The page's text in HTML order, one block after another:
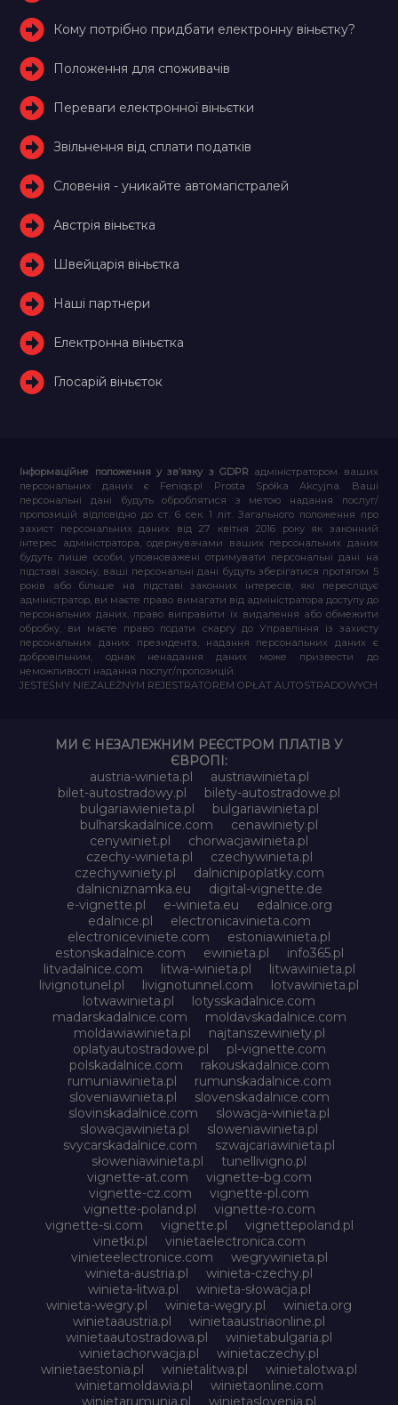
Кому потрібно придбати електронну віньєтку?
Положення для споживачів
Переваги електронної віньєтки
Звільнення від сплати податків
Словенія - уникайте автомагістралей
Австрія віньєтка
Швейцарія віньєтка
Наші партнери
Електронна віньєтка
Глосарій віньєток
Інформаційне положення у зв’язку з GDPR адміністратором ваших
персональних даних є Feniqs.pl Prosta Spółka Akcyjna. Ваші
персональні дані будуть оброблятися з метою надання послуг/
пропозицій відповідно до ст. 6 сек. 1 літ. Загального положення про
захист персональних даних від 27 квітня 2016 року як законний
інтерес адміністратора, одержувачами ваших персональних даних
будуть лише особи, уповноважені отримувати персональні дані на
підставі закону, ваші персональні дані будуть зберігатися протягом 5
років або більше на підставі законних інтересів, які переслідує
адміністратор, ви маєте право вимагати від адміністратора доступу до
персональних даних, право виправити їх видалення або обмежити
обробку, ви маєте право подати скаргу до Управління із захисту
персональних даних президента, надання персональних даних є
добровільним, однак ненадання даних може призвести до
неможливості надання послуг/пропозицій.
JESTEŚMY NIEZALEŻNYM REJESTRATOREM OPŁAT AUTOSTRADOWYCH
МИ Є НЕЗАЛЕЖНИМ РЕЄСТРОМ ПЛАТІВ У
ЄВРОПІ:
austria-winieta.pl
austriawinieta.pl
bilet-autostradowy.pl
bilety-autostradowe.pl
bulgariawienieta.pl
bulgariawinieta.pl
bulharskadalnice.com
cenawiniety.pl
cenywiniet.pl
chorwacjawinieta.pl
czechy-winieta.pl
czechywinieta.pl
czechywiniety.pl
dalnicnipoplatky.com
dalnicniznamka.eu
digital-vignette.de
e-vignette.pl
e-winieta.eu
edalnice.org
edalnice.pl
electronicavinieta.com
electroniceviniete.com
estoniawinieta.pl
estonskadalnice.com
ewinieta.pl
info365.pl
litvadalnice.com
litwa-winieta.pl
litwawinieta.pl
livignotunel.pl
livignotunnel.com
lotvawinieta.pl
lotwawinieta.pl
lotysskadalnice.com
madarskadalnice.com
moldavskadalnice.com
moldawiawinieta.pl
najtanszewiniety.pl
oplatyautostradowe.pl
pl-vignette.com
polskadalnice.com
rakouskadalnice.com
rumuniawinieta.pl
rumunskadalnice.com
sloveniawinieta.pl
slovenskadalnice.com
slovinskadalnice.com
slowacja-winieta.pl
slowacjawinieta.pl
sloweniawinieta.pl
svycarskadalnice.com
szwajcariawinieta.pl
słoweniawinieta.pl
tunellivigno.pl
vignette-at.com
vignette-bg.com
vignette-cz.com
vignette-pl.com
vignette-poland.pl
vignette-ro.com
vignette-si.com
vignette.pl
vignettepoland.pl
vinetki.pl
vinietaelectronica.com
vinieteelectronice.com
wegrywinieta.pl
winieta-austria.pl
winieta-czechy.pl
winieta-litwa.pl
winieta-słowacja.pl
winieta-wegry.pl
winieta-węgry.pl
winieta.org
winietaaustria.pl
winietaaustriaonline.pl
winietaautostradowa.pl
winietabulgaria.pl
winietachorwacja.pl
winietaczechy.pl
winietaestonia.pl
winietalitwa.pl
winietalotwa.pl
winietamoldawia.pl
winietaonline.com
winietarumunia.pl
winietaslovenia.pl